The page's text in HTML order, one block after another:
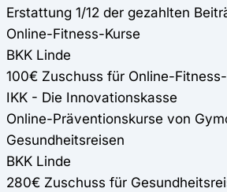
Erstattung 1/12 der gezahlten
Online-Fitness-Kurse
BKK Linde
100€ Zuschuss für Online-
IKK - Die Innovationskasse
Online-Präventionskurse von
Gesundheitsreisen
BKK Linde
280€ Zuschuss für